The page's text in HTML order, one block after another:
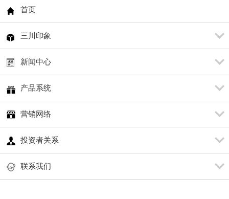
首页
三川印象
新闻中心
产品系统
营销网络
投资者关系
联系我们